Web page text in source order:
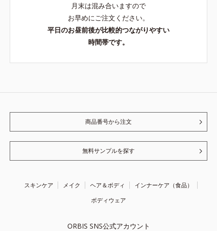
月末は混み合いますので
お早めにご注文ください。
平日のお昼前後が比較的つながりやすい
時間帯です。
商品番号から注文
無料サンプルを探す
スキンケア メイク ヘア＆ボディ
インナーケア（食品）
ボディウェア
ORBIS SNS公式アカウント